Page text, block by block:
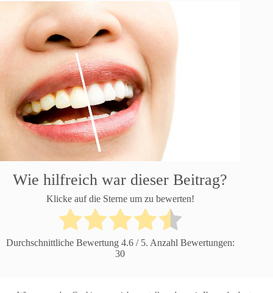
Wie hilfreich war dieser Beitrag?
Klicke auf die Sterne um zu bewerten!
Durchschnittliche Bewertung 4.6/ 5. Anzahl Bewertungen:
30